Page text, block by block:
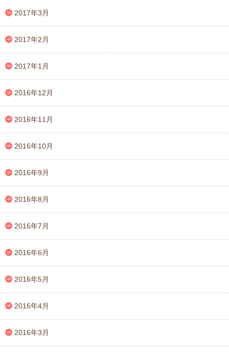
2017年3月
2017年2月
2017年1月
2016年12月
2016年11月
2016年10月
2016年9月
2016年8月
2016年7月
2016年6月
2016年5月
2016年4月
2016年3月